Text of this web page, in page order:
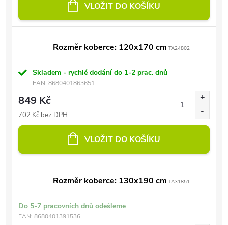
VLOŽIT DO KOŠÍKU
Rozměr koberce: 120x170 cm TA24802
Skladem - rychlé dodání do 1-2 prac. dnů
EAN: 8680401863651
849 Kč
702 Kč bez DPH
VLOŽIT DO KOŠÍKU
Rozměr koberce: 130x190 cm TA31851
Do 5-7 pracovních dnů odešleme
EAN: 8680401391536